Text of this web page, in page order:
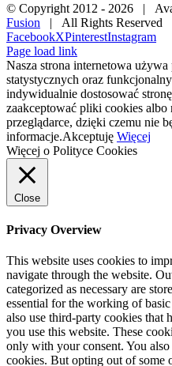
© Copyright 2012 - 2026 |
Fusion | All Rights Reserved
FacebookXPinterestInstagram
Page load link
Nasza strona internetowa
statystycznych oraz
indywidualnie dostosować
zaakceptować pliki cookies
przeglądarce, dzięki czemu nie
informacje.Akceptuję Więcej
Więcej o Polityce Cookies
Close
Privacy Overview
This website uses cookies to
navigate through the website.
categorized as necessary are
essential for the working of
also use third-party cookies that
you use this website. These
only with your consent. You
cookies. But opting out of some